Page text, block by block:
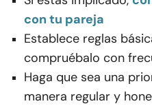
con tu pareja
Establece reglas
compruébalo con
Haga que sea una
manera regular y